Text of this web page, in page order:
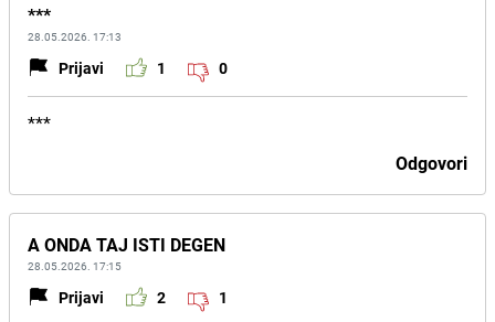
***
28.05.2026. 17:13
Prijavi 1 0
***
Odgovori
A ONDA TAJ ISTI DEGEN
28.05.2026. 17:15
Prijavi 2 1